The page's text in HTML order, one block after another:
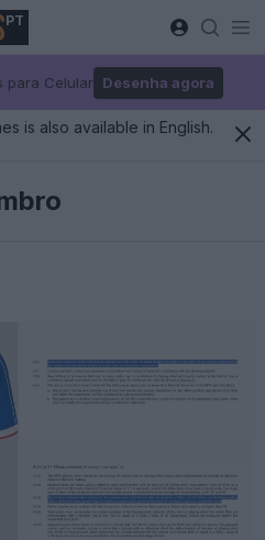
PT
para Celular Desenha agora
is also available in English.